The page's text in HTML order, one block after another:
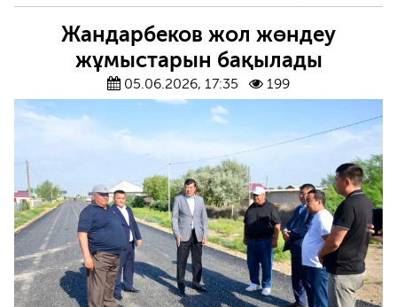
Жандарбеков жол жөндеу
жұмыстарын бақылады
05.06.2026, 17:35 199